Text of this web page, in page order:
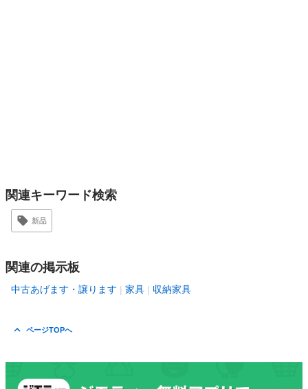
関連キーワード検索
新品
関連の掲示板
中古あげます・譲ります 家具 収納家具
ページTOPへ